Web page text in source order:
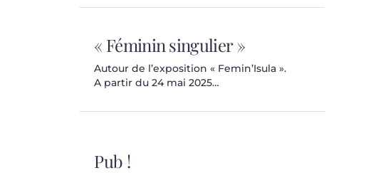
« Féminin singulier »
Autour de l’exposition « Femin’Isula ».
A partir du 24 mai 2025…
Pub !